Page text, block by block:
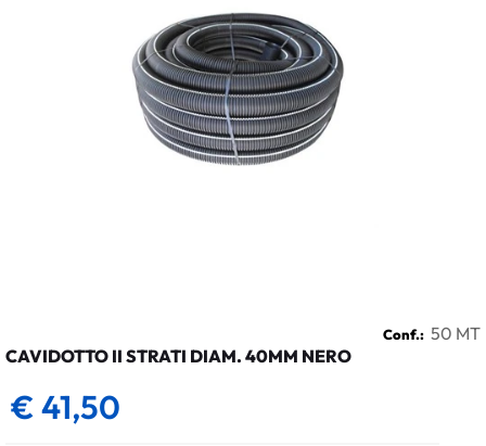
Conf.: 50 MT
CAVIDOTTO II STRATI DIAM. 40MM NERO
€ 41,50